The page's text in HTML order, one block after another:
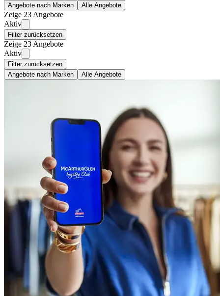
Angebote nach Marken Alle Angebote
Zeige 23 Angebote
Aktiv
Filter zurücksetzen
Zeige 23 Angebote
Aktiv
Filter zurücksetzen
Angebote nach Marken
Alle Angebote